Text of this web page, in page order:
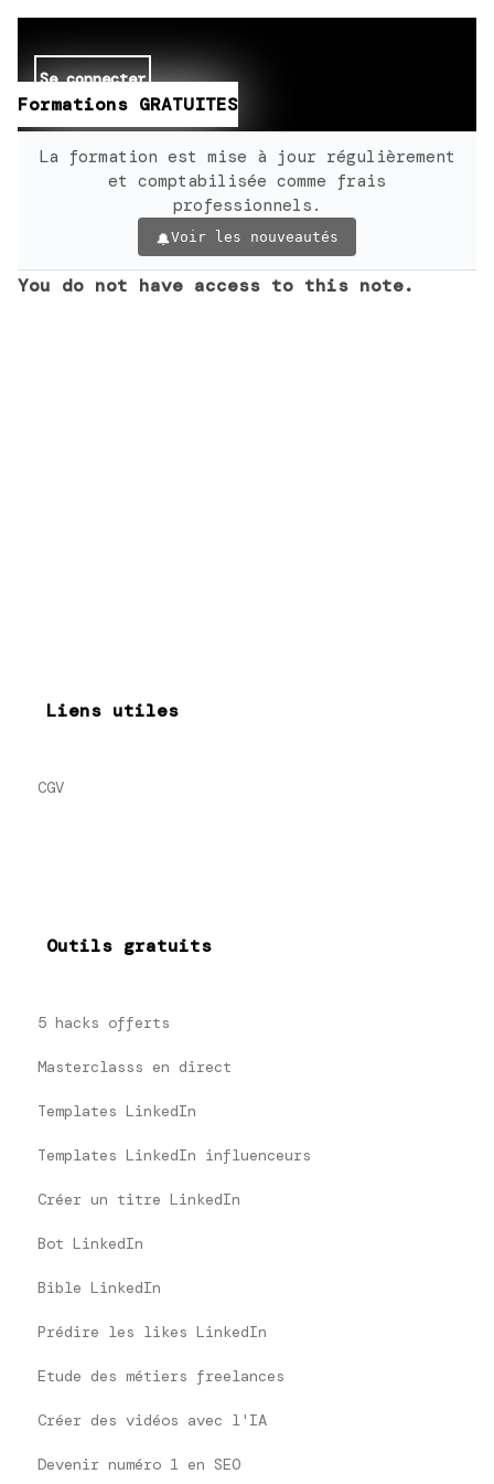
Se connecter
Formations GRATUITES
La formation est mise à jour régulièrement
et comptabilisée comme frais
professionnels.
Voir les nouveautés
You do not have access to this note.
Liens utiles
CGV
Outils gratuits
5 hacks offerts
Masterclasss en direct
Templates LinkedIn
Templates LinkedIn influenceurs
Créer un titre LinkedIn
Bot LinkedIn
Bible LinkedIn
Prédire les likes LinkedIn
Etude des métiers freelances
Créer des vidéos avec l'IA
Devenir numéro 1 en SEO